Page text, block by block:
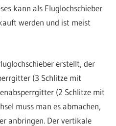
kann als Fluglochschieber
werden und ist meist
erstellt, der
(3 Schlitze mit
(2 Schlitze mit
muss man es abmachen,
anbringen. Der vertikale